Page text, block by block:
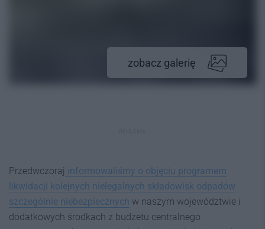
zobacz galerię
Przedwczoraj informowaliśmy o objęciu programem
likwidacji kolejnych nielegalnych składowisk odpadów
szczególnie niebezpiecznych w naszym województwie i
dodatkowych środkach z budżetu centralnego